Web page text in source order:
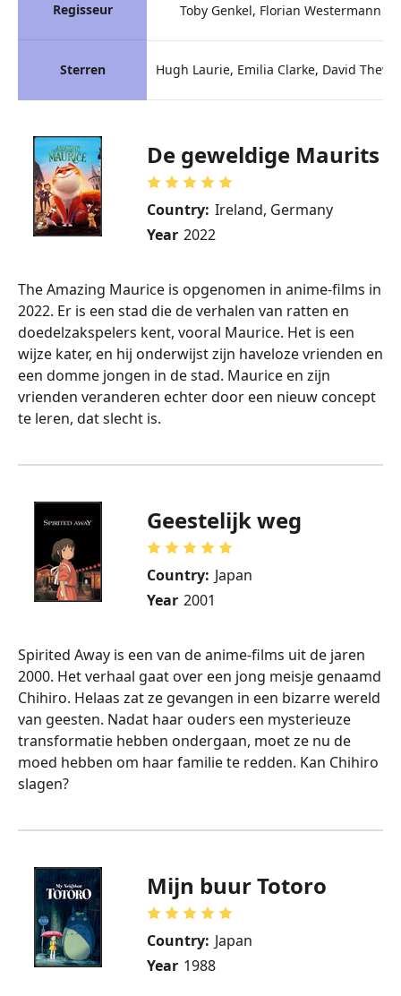
Regisseur
Sterren
Toby Genkel, Florian Westermann
Hugh Laurie, Emilia Clarke, David
De geweldige Maurits
Country: Ireland, Germany
Year 2022
The Amazing Maurice is opgenomen in anime-films in
2022. Er is een stad die de verhalen van ratten en
doedelzakspelers kent, vooral Maurice. Het is een
wijze kater, en hij onderwijst zijn haveloze vrienden en
een domme jongen in de stad. Maurice en zijn
vrienden veranderen echter door een nieuw concept
te leren, dat slecht is.
Geestelijk weg
Country: Japan
Year 2001
Spirited Away is een van de anime-films uit de jaren
2000. Het verhaal gaat over een jong meisje genaamd
Chihiro. Helaas zat ze gevangen in een bizarre wereld
van geesten. Nadat haar ouders een mysterieuze
transformatie hebben ondergaan, moet ze nu de
moed hebben om haar familie te redden. Kan Chihiro
slagen?
Mijn buur Totoro
Country: Japan
Year 1988